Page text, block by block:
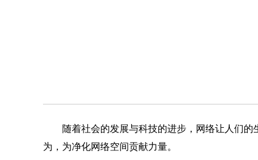
随着社会的发展与科技的进步，网络让人们的生
为，为净化网络空间贡献力量。